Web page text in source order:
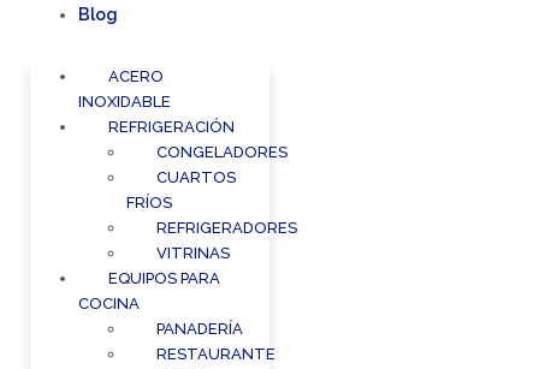
Blog
ACERO
INOXIDABLE
REFRIGERACIÓN
CONGELADORES
CUARTOS
FRÍOS
REFRIGERADORES
VITRINAS
EQUIPOS PARA
COCINA
PANADERÍA
RESTAURANTE